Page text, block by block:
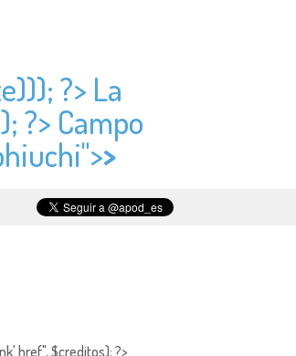
?> La
?> Campo
>
href", $creditos); ?>